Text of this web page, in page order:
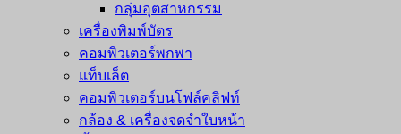
กลุ่มอุตสาหกรรม
เครื่องพิมพ์บัตร
คอมพิวเตอร์พกพา
แท็บเล็ต
คอมพิวเตอร์บนโฟล์คลิฟท์
กล้อง & เครื่องจดจำใบหน้า